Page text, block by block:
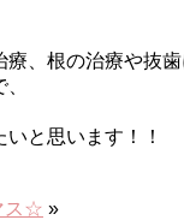
、根の治療や抜歯
と思います！！
ス☆ »